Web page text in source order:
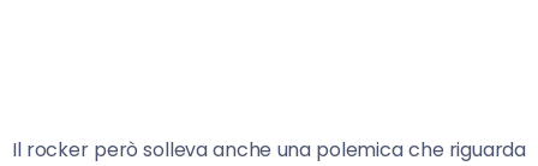
Il rocker però solleva anche una polemica che riguarda